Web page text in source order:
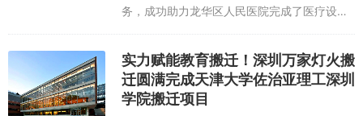
务，成功助力龙华区人民医院完成了医疗设备
的搬迁工作，赢得了院领导及各科室主任的高
度评价与一致认可。 本次医疗设备搬迁是龙华
区人民医院发...
实力赋能教育搬迁！深圳万家灯火搬
迁圆满完成天津大学佐治亚理工深圳
学院搬迁项目